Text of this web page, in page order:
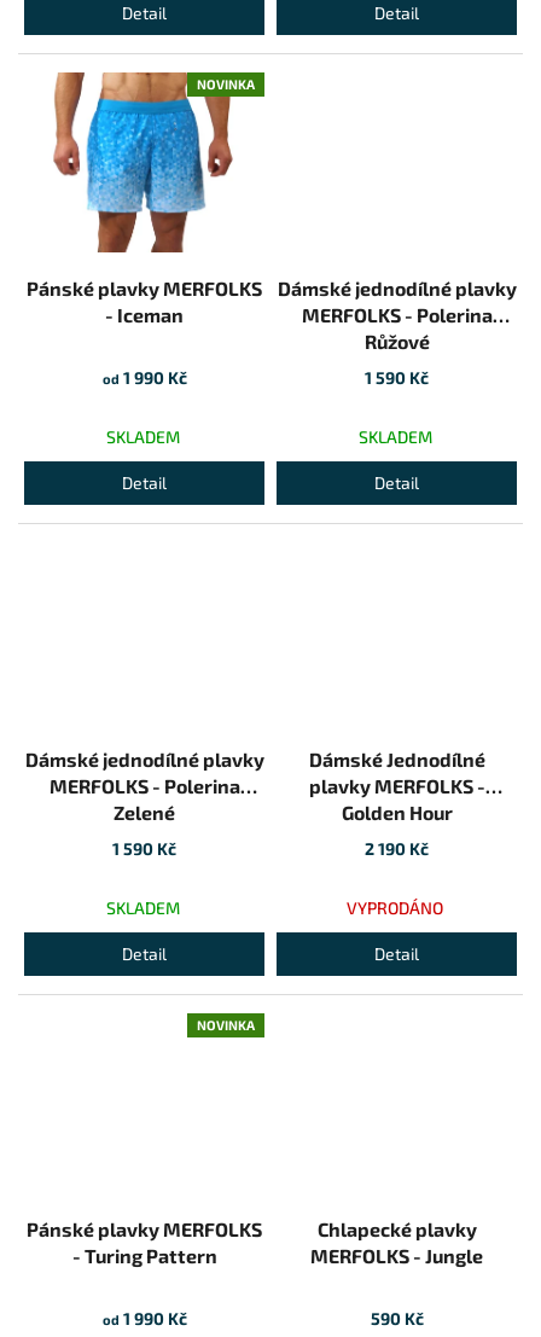
Detail Detail
NOVINKA
Pánské plavky MERFOLKS
- Iceman
od 1 990 Kč
SKLADEM
Detail
Dámské jednodílné plavky
MERFOLKS - Polerina
Růžové
1 590 Kč
SKLADEM
Detail
Dámské jednodílné plavky
MERFOLKS - Polerina
Zelené
1 590 Kč
SKLADEM
Detail
Dámské Jednodílné
plavky MERFOLKS -
Golden Hour
2 190 Kč
VYPRODÁNO
Detail
NOVINKA
Pánské plavky MERFOLKS
- Turing Pattern
od 1 990 Kč
Chlapecké plavky
MERFOLKS - Jungle
590 Kč